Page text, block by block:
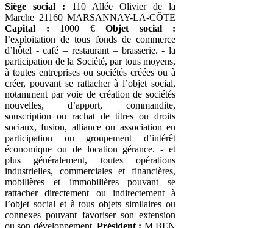
Siège social : 110 Allée Olivier de la
Marche 21160 MARSANNAY-LA-CÔTE
Capital : 1000 € Objet social :
l’exploitation de tous fonds de commerce
d’hôtel - café – restaurant – brasserie. - la
participation de la Société, par tous moyens,
à toutes entreprises ou sociétés créées ou à
créer, pouvant se rattacher à l’objet social,
notamment par voie de création de sociétés
nouvelles, d’apport, commandite,
souscription ou rachat de titres ou droits
sociaux, fusion, alliance ou association en
participation ou groupement d’intérêt
économique ou de location gérance. - et
plus généralement, toutes opérations
industrielles, commerciales et financières,
mobilières et immobilières pouvant se
rattacher directement ou indirectement à
l’objet social et à tous objets similaires ou
connexes pouvant favoriser son extension
ou son développement. Président : M BEN